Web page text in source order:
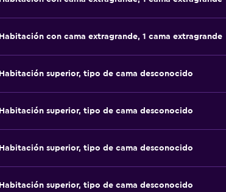
Habitación con cama extragrande, 1 cama extragrande
Habitación superior, tipo de cama desconocido
Habitación superior, tipo de cama desconocido
Habitación superior, tipo de cama desconocido
Habitación superior, tipo de cama desconocido